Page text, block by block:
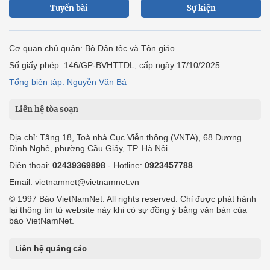
Tuyến bài Sự kiện
Cơ quan chủ quản: Bộ Dân tộc và Tôn giáo
Số giấy phép: 146/GP-BVHTTDL, cấp ngày 17/10/2025
Tổng biên tập: Nguyễn Văn Bá
Liên hệ tòa soạn
Địa chỉ: Tầng 18, Toà nhà Cục Viễn thông (VNTA), 68 Dương
Đình Nghệ, phường Cầu Giấy, TP. Hà Nội.
Điện thoại: 02439369898 - Hotline: 0923457788
Email: vietnamnet@vietnamnet.vn
© 1997 Báo VietNamNet. All rights reserved. Chỉ được phát hành
lại thông tin từ website này khi có sự đồng ý bằng văn bản của
báo VietNamNet.
Liên hệ quảng cáo